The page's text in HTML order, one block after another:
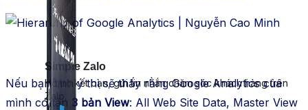
Simple Zalo
Hỗ trợ kết bạn, gửi tin nhắn chăm sóc khách hàng trên
Zalo.
Nếu bạn tinh ý thì sẽ thấy rằng Google Analytics của
mình có tận 3 bản View: All Web Site Data, Master View